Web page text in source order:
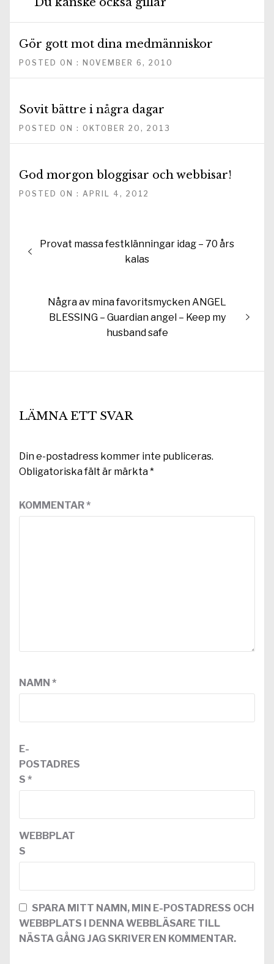
Gör gott mot dina medmänniskor
POSTED ON : NOVEMBER 6, 2010
Sovit bättre i några dagar
POSTED ON : OKTOBER 20, 2013
God morgon bloggisar och webbisar!
POSTED ON : APRIL 4, 2012
Inläggsnavigering
Föregående
Provat massa festklänningar idag – 70 års
kalas
Nästa
inlägg:
Några av mina favoritsmycken ANGEL
BLESSING – Guardian angel – Keep my
husband safe
LÄMNA ETT SVAR
Din e-postadress kommer inte publiceras.
Obligatoriska fält är märkta*
KOMMENTAR*
NAMN *
E-
POSTADRES
S *
WEBBPLAT
S
SPARA MITT NAMN, MIN E-POSTADRESS OCH
WEBBPLATS I DENNA WEBBLÄSARE TILL
NÄSTA GÅNG JAG SKRIVER EN KOMMENTAR.